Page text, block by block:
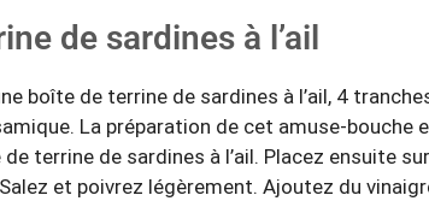
de sardines à l’ail
boîte de terrine de sardines à l’ail, 4
La préparation de cet amuse-bouche
terrine de sardines à l’ail. Placez ensuite
et poivrez légèrement. Ajoutez du